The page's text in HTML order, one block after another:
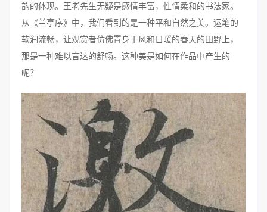
韵的体现。王老先生无疑是感情丰富，性情柔和的书法家。
从《兰亭序》中，我们看到的是一种平和自然之美。运笔的
软润流畅，让观赏者仿佛置身于风和日暖的春天的田野上，
那是一种难以言达的舒畅。这种美是如何在作品中产生的
呢？